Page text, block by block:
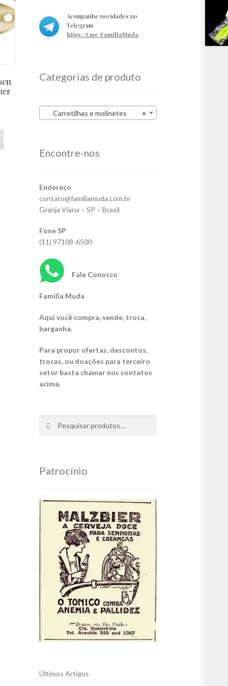
atual
é:
R$48,60.
Acompanhe novidades no
Telegram
https://t.me/FamiliaMuda
Categorias de produto
×
Carretilhas e molinetes
Encontre-nos
Endereço
contato@familiamuda.com.br
Granja Viana – SP – Brasil
Fone SP
(11) 97108-6500
Fale Conosco
Familia Muda
Aqui você compra, vende, troca,
barganha.
Para propor ofertas, descontos,
trocas, ou doações para terceiro
setor basta chamar nos contatos
acima.
Patrocínio
Últimos Artigos